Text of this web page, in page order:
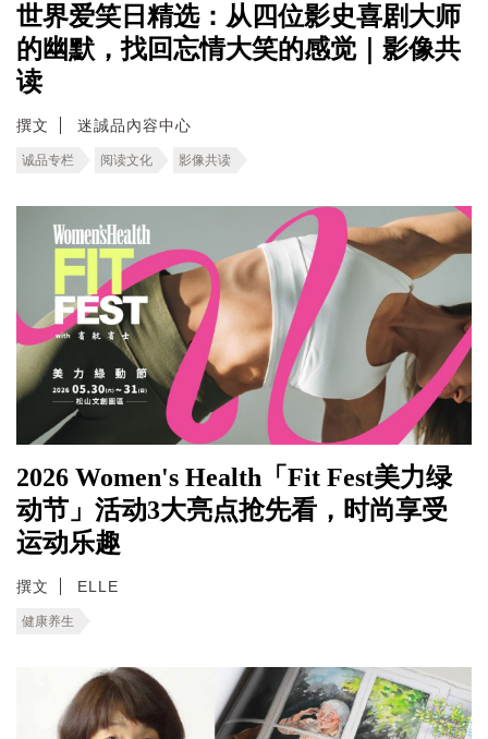
世界爱笑日精选：从四位影史喜剧大师
的幽默，找回忘情大笑的感觉｜影像共
读
撰文 迷誠品內容中心
诚品专栏 阅读文化 影像共读
2026 Women's Health「Fit Fest美力绿
动节」活动3大亮点抢先看，时尚享受
运动乐趣
撰文 ELLE
健康养生